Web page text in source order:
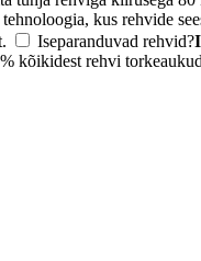
kus rehvide
Iseparanduvad rehvid?
kõikidest rehvi